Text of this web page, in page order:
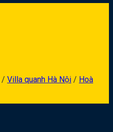
/ Villa quanh Hà Nội / Hoà